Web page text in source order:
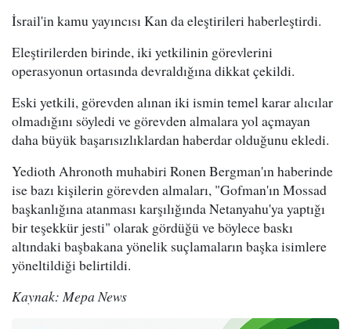
İsrail'in kamu yayıncısı Kan da eleştirileri haberleştirdi.
Eleştirilerden birinde, iki yetkilinin görevlerini
operasyonun ortasında devraldığına dikkat çekildi.
Eski yetkili, görevden alınan iki ismin temel karar alıcılar
olmadığını söyledi ve görevden almalara yol açmayan
daha büyük başarısızlıklardan haberdar olduğunu ekledi.
Yedioth Ahronoth muhabiri Ronen Bergman'ın haberinde
ise bazı kişilerin görevden almaları, "Gofman'ın Mossad
başkanlığına atanması karşılığında Netanyahu'ya yaptığı
bir teşekkür jesti" olarak gördüğü ve böylece baskı
altındaki başbakana yönelik suçlamaların başka isimlere
yöneltildiği belirtildi.
Kaynak: Mepa News